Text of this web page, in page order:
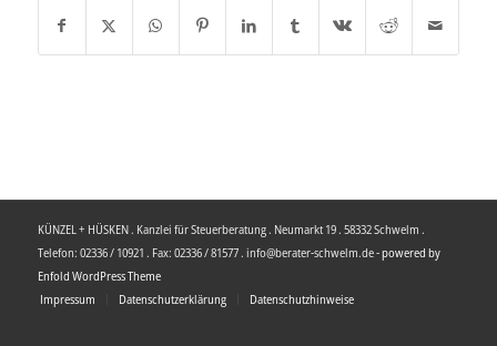
KÜNZEL + HÜSKEN . Kanzlei für Steuerberatung . Neumarkt 19 . 58332 Schwelm .
Telefon: 02336 / 10921 . Fax: 02336 / 81577 . info@berater-schwelm.de -powered by
Enfold WordPress Theme
Impressum
Datenschutzerklärung Datenschutzhinweise